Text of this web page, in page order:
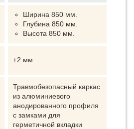
Ширина 850 мм.
Глубина 850 мм.
Высота 850 мм.
±2 мм
Травмобезопасный каркас
из алюминиевого
анодированного профиля
с замками для
герметичной вкладки